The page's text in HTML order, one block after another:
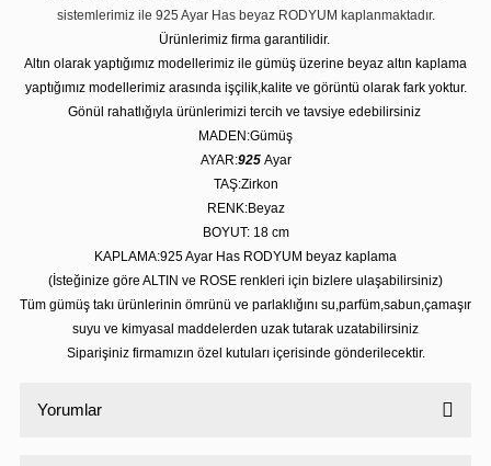
sistemlerimiz ile 925 Ayar Has beyaz RODYUM kaplanmaktadır.
Ürünlerimiz firma garantilidir.
Altın olarak yaptığımız modellerimiz ile gümüş üzerine beyaz altın kaplama
yaptığımız modellerimiz arasında işçilik,kalite ve görüntü olarak fark yoktur.
Gönül rahatlığıyla ürünlerimizi tercih ve tavsiye edebilirsiniz
MADEN:Gümüş
AYAR:925 Ayar
TAŞ:Zirkon
RENK:Beyaz
BOYUT: 18 cm
KAPLAMA:925 Ayar Has RODYUM beyaz kaplama
(İsteğinize göre ALTIN ve ROSE renkleri için bizlere ulaşabilirsiniz)
Tüm gümüş takı ürünlerinin ömrünü ve parlaklığını su,parfüm,sabun,çamaşır
suyu ve kimyasal maddelerden uzak tutarak uzatabilirsiniz
Siparişiniz firmamızın özel kutuları içerisinde gönderilecektir.
Yorumlar